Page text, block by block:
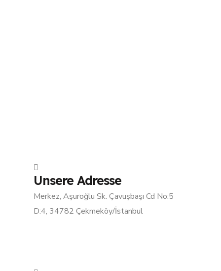
Unsere Adresse
Merkez, Aşuroğlu Sk. Çavuşbaşı Cd No:5
D:4, 34782 Çekmeköy/İstanbul